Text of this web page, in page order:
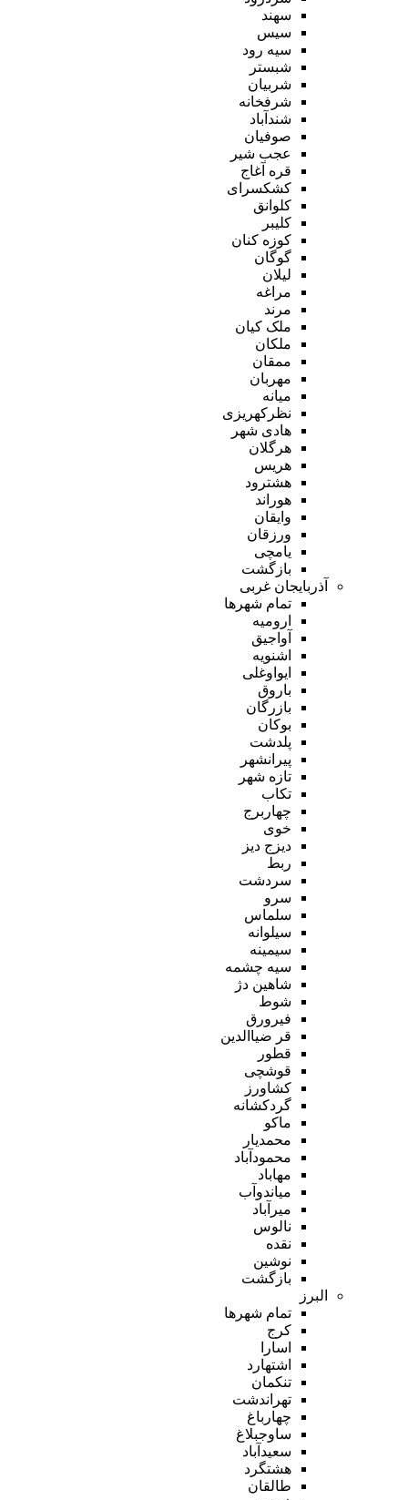
سهند
سیس
سیه رود
شبستر
شربیان
شرفخانه
شندآباد
صوفیان
عجب شیر
قره آغاج
کشکسرای
کلوانق
کلیبر
کوزه کنان
گوگان
لیلان
مراغه
مرند
ملک کیان
ملکان
ممقان
مهربان
میانه
نظرکهریزی
هادی شهر
هرگلان
هریس
هشترود
هوراند
وایقان
ورزقان
یامچی
بازگشت
آذربایجان غربی
تمام شهر‌ها
ارومیه
آواجیق
اشنویه
ایواوغلی
باروق
بازرگان
بوکان
پلدشت
پیرانشهر
تازه شهر
تکاب
چهاربرج
خوی
دیزج دیز
ربط
سردشت
سرو
سلماس
سیلوانه
سیمینه
سیه چشمه
شاهین دژ
شوط
فیرورق
قر ضیاالدین
قطور
قوشچی
کشاورز
گردکشانه
ماکو
محمدیار
محمودآباد
مهاباد
میاندوآب
میرآباد
نالوس
نقده
نوشین
بازگشت
البرز
تمام شهر‌ها
کرج
اسارا
اشتهارد
تنکمان
تهراندشت
چهارباغ
ساوجبلاغ
سعیدآباد
هشتگرد
طالقان